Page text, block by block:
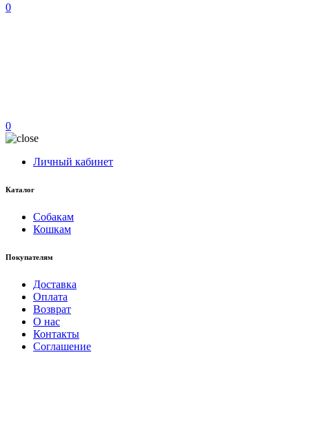
0
0
Личный кабинет
Каталог
Собакам
Кошкам
Покупателям
Доставка
Оплата
Возврат
О нас
Контакты
Соглашение